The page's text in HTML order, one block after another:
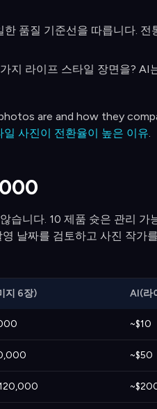
한 품질 기준선을 따릅니다.
지 라이프 스타일 장면을?
are and how they
사진이 전환율이 높은 이유.
습니다. 10 제품 슛은 관리
날짜를 검토하고 사진 작
지 6장) AI(라
~$10
~$50